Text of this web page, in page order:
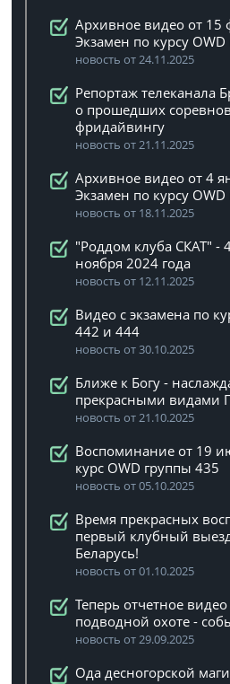
Архивное видео от 15
Экзамен по курсу
новость от 24.11.2025
Репортаж телеканала
о прошедших
фридайвингу
новость от 21.11.2025
Архивное видео от 4
Экзамен по курсу
новость от 18.11.2025
"Роддом клуба СКАТ" -
ноября 2024 года
новость от 12.11.2025
Видео с экзамена по
442 и 444
новость от 30.10.2025
Ближе к Богу -
прекрасными видами
новость от 21.10.2025
Воспоминание от 19
курс OWD группы 435
новость от 05.10.2025
Время прекрасных
первый клубный
Беларусь!
новость от 01.10.2025
Теперь отчетное
подводной охоте -
новость от 29.09.2025
Ода десногорской